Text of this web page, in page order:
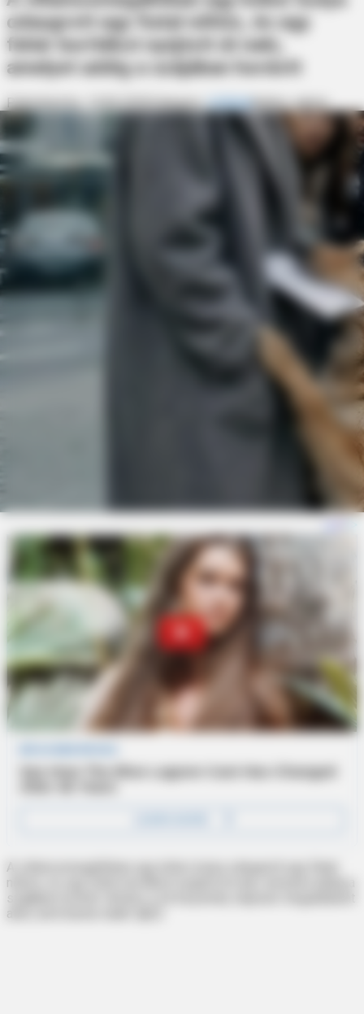
odaugrott egy fiatal nőhöz, és egy
fehér borítékot nyújtott át neki,
amelyet addig a szájában hordott
Published by: 14.06.2026Category: DRÁMAAuthor: admin
A villamosmegállóban egy kóbor kutya odaugrott egy fiatal